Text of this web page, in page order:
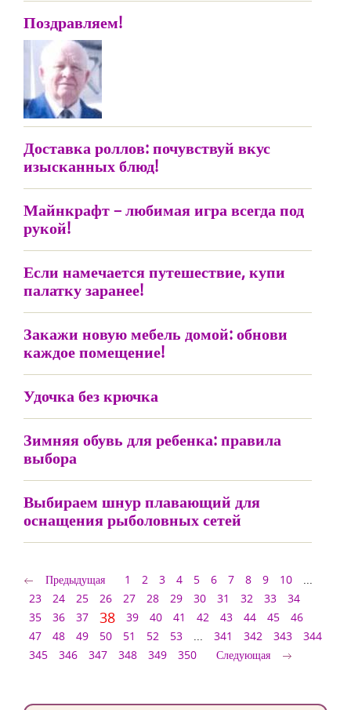
Поздравляем!
Доставка роллов: почувствуй вкус
изысканных блюд!
Майнкрафт – любимая игра всегда под
рукой!
Если намечается путешествие, купи
палатку заранее!
Закажи новую мебель домой: обнови
каждое помещение!
Удочка без крючка
Зимняя обувь для ребенка: правила
выбора
Выбираем шнур плавающий для
оснащения рыболовных сетей
Предыдущая 1 2 3 4 5 6 7 8 9 10
...
23
24 25 26 27 28 29 30 31 32 33
34
35
36 37 38 39 40 41 42 43 44 45
46
47
48 49 50 51 52 53 ... 341 342 343
344
345
346 347 348 349 350 Следующая